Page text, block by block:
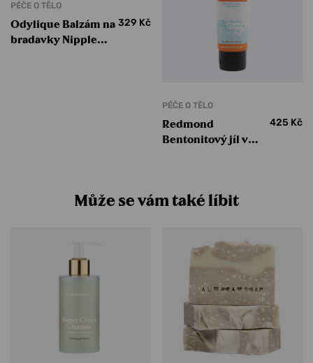
PÉČE O TĚLO
Odylique Balzám na
bradavky Nipple
329 Kč
PÉČE O TĚLO
Redmond
Bentonitový jíl v
425 Kč
Může se vám také líbit